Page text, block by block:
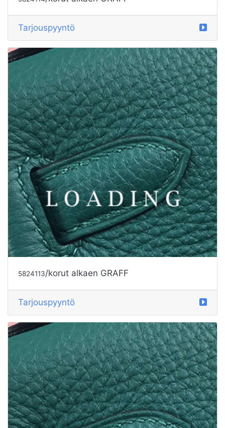
5824115/korut alkaen GRAFF
Tarjouspyyntö
5824114/korut alkaen GRAFF
Tarjouspyyntö